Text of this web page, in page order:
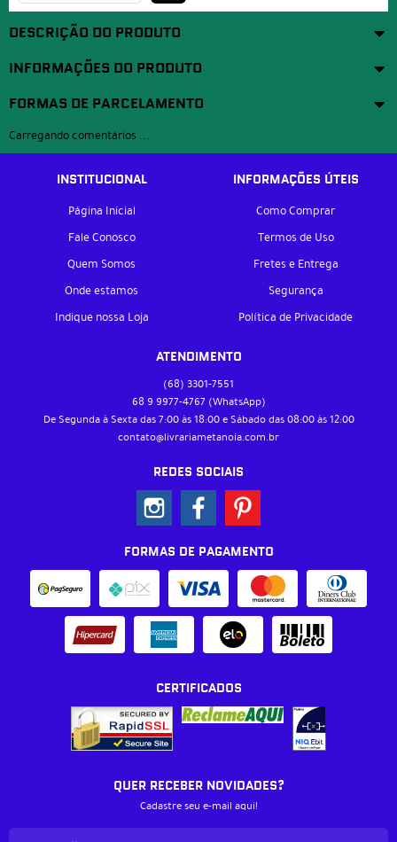
DESCRIÇÃO DO PRODUTO
INFORMAÇÕES DO PRODUTO
FORMAS DE PARCELAMENTO
Carregando comentários ...
INSTITUCIONAL
Página Inicial
Fale Conosco
Quem Somos
Onde estamos
Indique nossa Loja
INFORMAÇÕES ÚTEIS
Como Comprar
Termos de Uso
Fretes e Entrega
Segurança
Política de Privacidade
ATENDIMENTO
(68) 3301-7551
68 9 9977-4767 (WhatsApp)
De Segunda à Sexta das 7:00 às 18:00 e Sábado das 08:00 às 12:00
contato@livrariametanoia.com.br
REDES SOCIAIS
FORMAS DE PAGAMENTO
CERTIFICADOS
QUER RECEBER NOVIDADES?
Cadastre seu e-mail aqui!